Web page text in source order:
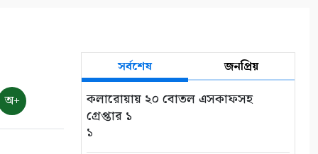
৭১২ মেট্রিক টন কাঁচা মরিচ
৭ আগস্ট: ন্যাশনাল লাইটহাউস
ডে-সমুদ্রপথের নীরব পথপ্রদর্শক
৯
অ+
সর্বশেষ জনপ্রিয়
কলারোয়ায় ২০ বোতল এসকাফসহ
গ্রেপ্তার ১
১